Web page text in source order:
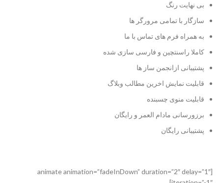
بی نهایت رنگ
سازگار با تمامی مرورگر ها
به همراه فرم های تماس با ما
کاملا راسنتچین و فارسی سازی شده
پشتیبانی ازانجمن ساز ها
قابلیت نمایش اخرین مطالب وبلاگ
قابلیت منوی چسبنده
برزورسانی مادام العمر و رایگان
پشتیبانی رایگان
[animate animation=”fadeInDown” duration=”2″ delay=”1″